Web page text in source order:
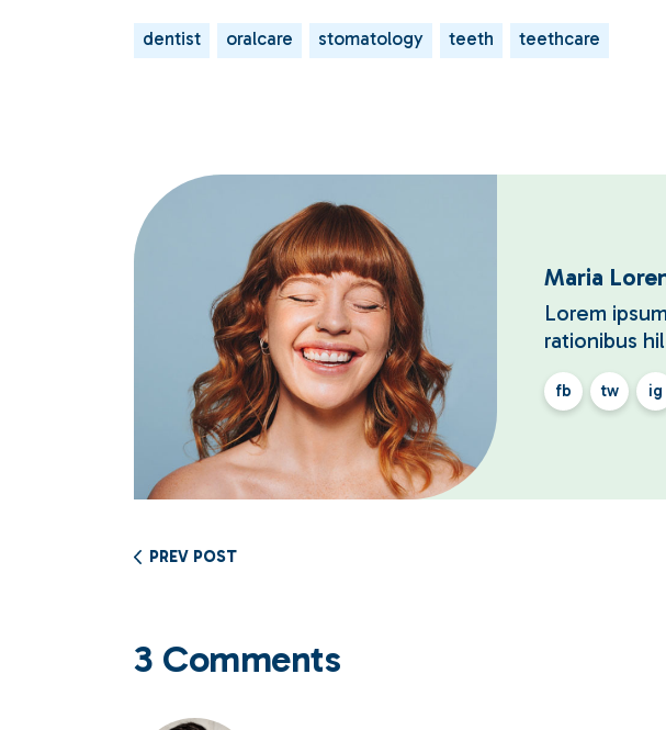
dentist oralcare stomatology teeth teethcare
Maria
Lorem
rationibus
fb tw ig
PREV POST
3 Comments